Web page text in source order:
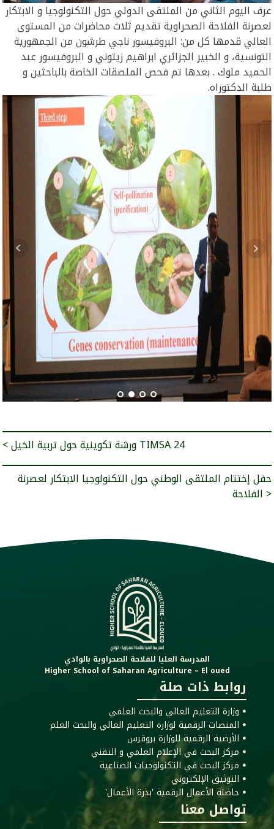
عرف اليوم الثاني من الملتقى الدولي حول التكنولوجيا و الابتكار
لعصرنة الفلاحة الصحراوية تقديم ثلاث محاضرات من المستوى
العالي قدمها كل من: البروفيسور ناجي طرشون من الجمهورية
التونسية، و الخبير الجزائري ابراهيم زيتوني و البروفيسور عبد
الحميد ملوك . بعدها تم فحص الملصقات الخاصة بالباحثين و
طلبة الدكتوراه.
< ورشة تكوينية حول تربية الخيل TIMSA 24
حفل إختتام الملتقى الوطني حول التكنولوجيا الابتكار لعصرنة
الفلاحة >
المدرسة العليا للفلاحة الصحراوية بالوادي
Higher School of Saharan Agriculture – El oued
روابط ذات صلة
ꔷ وزارة التعليم العالي والبحث العلمي
ꔷ المنصات الرقمية لوزارة التعليم العالي والبحث العلم
ꔷ الأرضية الرقمية للوزارة بروقرس
ꔷ مركز البحث في الإعلام العلمي و التقني
ꔷ مركز البحث في التكنولوجيات الصناعية
ꔷ التوثيق الإلكتروني
ꔷ حاضنة الأعمال الرقمية 'بذرة الأعمال'
تواصل معنا